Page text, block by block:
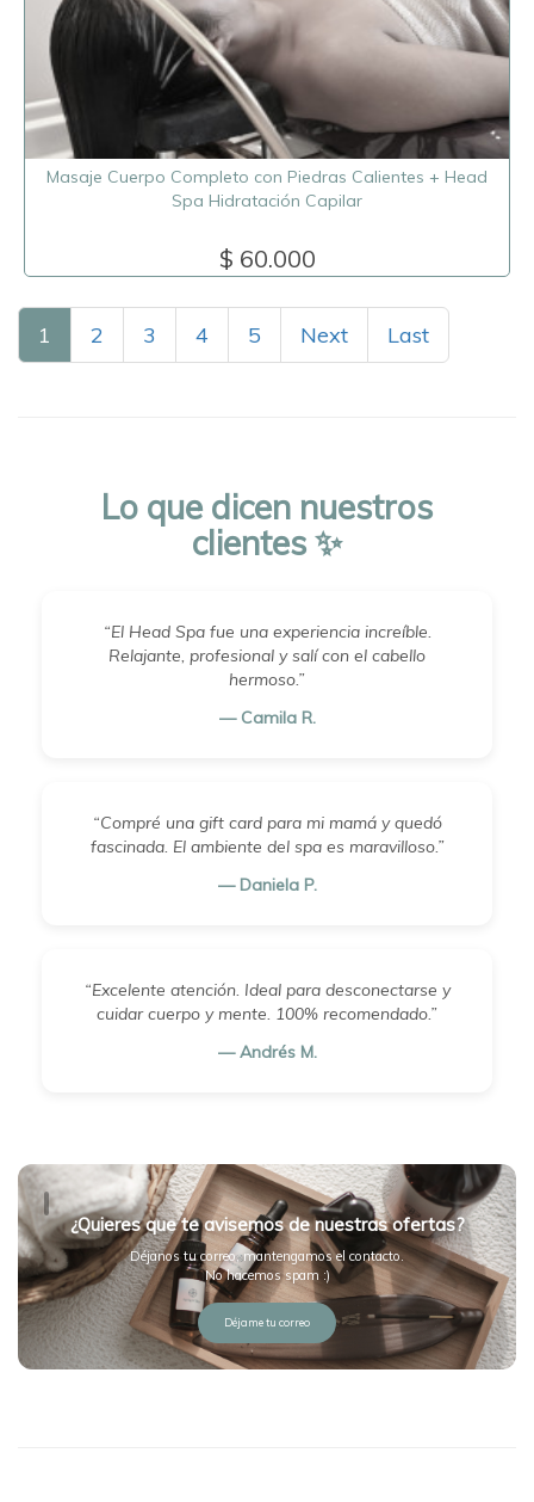
Masaje Cuerpo Completo con Piedras Calientes + Head
Spa Hidratación Capilar
$ 60.000
1 2 3 4 5 Next Last
Lo que dicen nuestros
clientes ✨
“El Head Spa fue una experiencia increíble.
Relajante, profesional y salí con el cabello
hermoso.”
— Camila R.
“Compré una gift card para mi mamá y quedó
fascinada. El ambiente del spa es maravilloso.”
— Daniela P.
“Excelente atención. Ideal para desconectarse y
cuidar cuerpo y mente. 100% recomendado.”
— Andrés M.
¿Quieres que te avisemos de nuestras ofertas?
Déjanos tu correo, mantengamos el contacto.
No hacemos spam :)
Déjame tu correo